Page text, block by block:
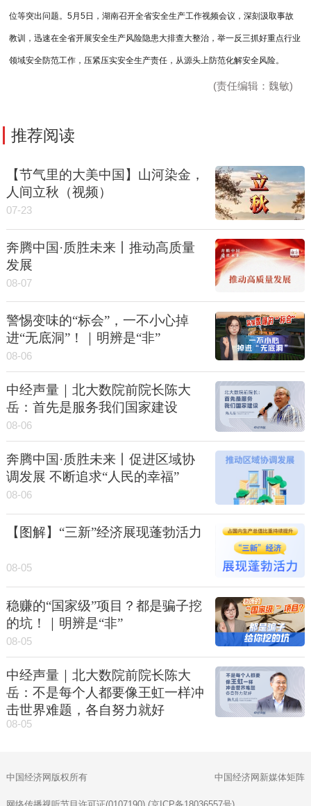
位等突出问题。5月5日，湖南召开全省安全生产工作视频会议，深刻汲取事故
教训，迅速在全省开展安全生产风险隐患大排查大整治，举一反三抓好重点行业
领域安全防范工作，压紧压实安全生产责任，从源头上防范化解安全风险。
(责任编辑：魏敏)
推荐阅读
【节气里的大美中国】山河染金，
人间立秋（视频）
07-23
奔腾中国·质胜未来丨推动高质量
发展
08-07
警惕变味的“标会”，一不小心掉
进“无底洞”！｜明辨是“非”
08-06
中经声量｜北大数院前院长陈大
岳：首先是服务我们国家建设
08-06
奔腾中国·质胜未来丨促进区域协
调发展 不断追求“人民的幸福”
08-06
【图解】“三新”经济展现蓬勃活力
08-05
稳赚的“国家级”项目？都是骗子挖
的坑！｜明辨是“非”
08-05
中经声量｜北大数院前院长陈大
岳：不是每个人都要像王虹一样冲
击世界难题，各自努力就好
08-05
中国经济网版权所有 中国经济网新媒体矩阵